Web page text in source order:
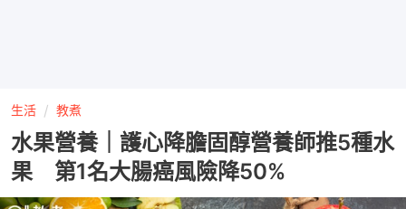
生活 教煮
水果營養｜護心降膽固醇營養師推5種水
果 第1名大腸癌風險降50%